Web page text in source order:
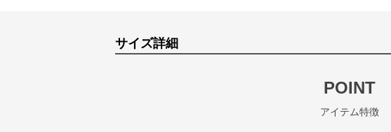
サイズ詳細
POINT
アイテム特徴